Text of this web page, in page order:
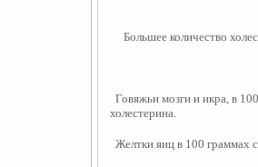
Большее количество
Говяжьи мозги и икра, в
холестерина.
Желтки яиц в 100 граммах